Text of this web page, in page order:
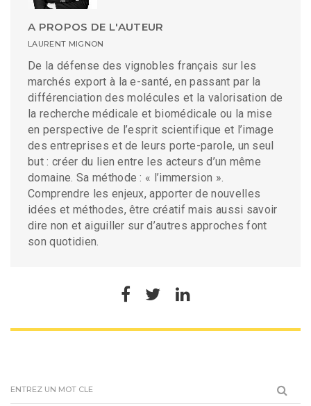
A PROPOS DE L'AUTEUR
LAURENT MIGNON
De la défense des vignobles français sur les
marchés export à la e-santé, en passant par la
différenciation des molécules et la valorisation de
la recherche médicale et biomédicale ou la mise
en perspective de l’esprit scientifique et l’image
des entreprises et de leurs porte-parole, un seul
but : créer du lien entre les acteurs d’un même
domaine. Sa méthode : « l’immersion ».
Comprendre les enjeux, apporter de nouvelles
idées et méthodes, être créatif mais aussi savoir
dire non et aiguiller sur d’autres approches font
son quotidien.